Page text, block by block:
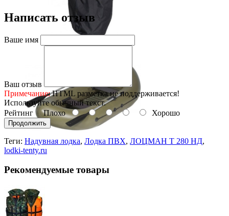
Написать отзыв
Ваше имя
Ваш отзыв
Примечание:HTML разметка не поддерживается!
Используйте обычный текст.
Рейтинг Плохо Хорошо
Продолжить
Теги: Надувная лодка, Лодка ПВХ, ЛОЦМАН Т 280 НД,
lodki-tenty.ru
Рекомендуемые товары